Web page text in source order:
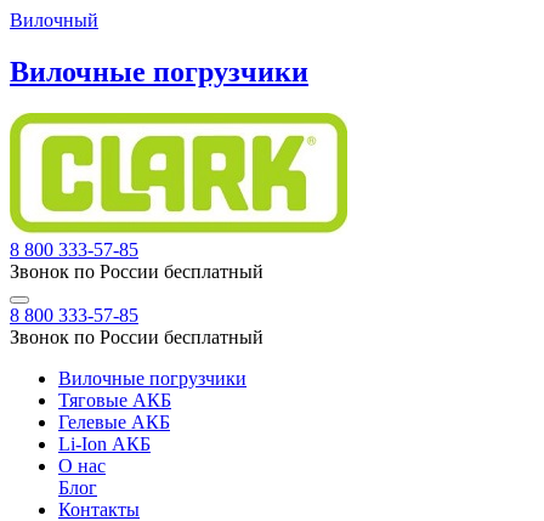
Вилочный
Вилочные погрузчики
8 800 333-57-85
Звонок по России бесплатный
8 800 333-57-85
Звонок по России бесплатный
Вилочные погрузчики
Тяговые АКБ
Гелевые АКБ
Li-Ion АКБ
О нас
Блог
Контакты